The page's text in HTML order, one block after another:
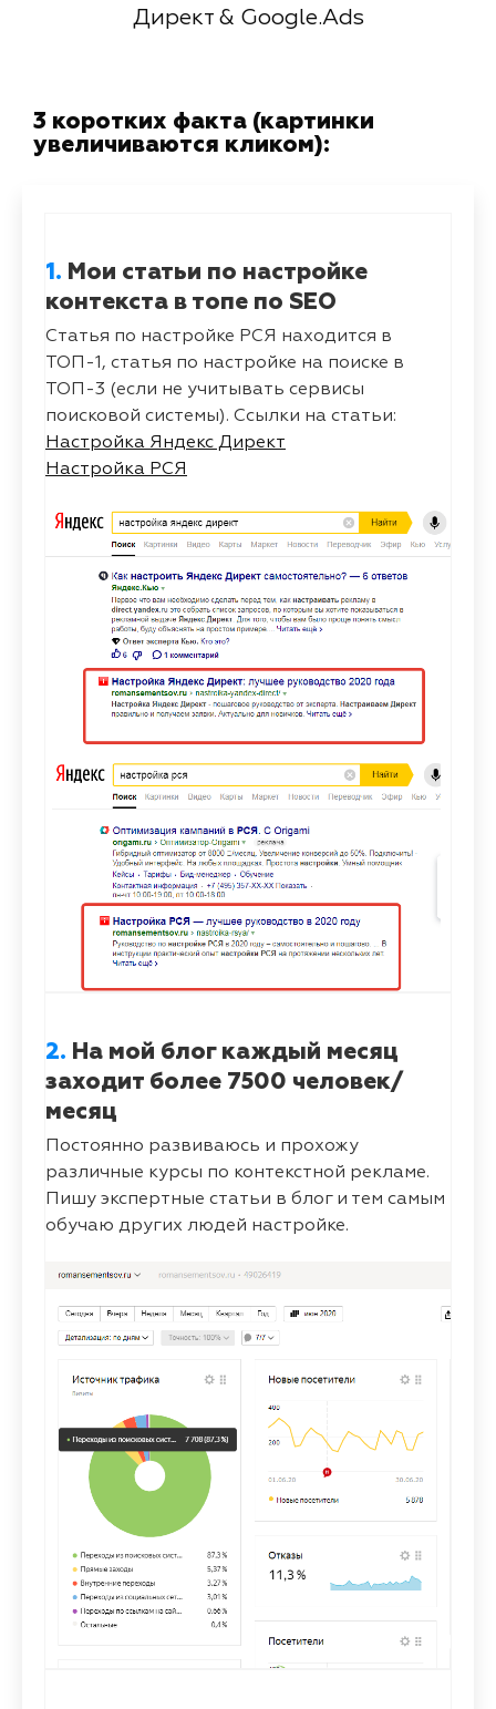
Директ & Google.Ads
3 коротких факта (картинки
увеличиваются кликом):
1. Мои статьи по настройке
контекста в топе по SEO
Статья по настройке РСЯ находится в
ТОП-1, статья по настройке на поиске в
ТОП-3 (если не учитывать сервисы
поисковой системы). Ссылки на статьи:
Настройка Яндекс Директ
Настройка РСЯ
2. На мой блог каждый месяц
заходит более 7500 человек/
месяц
Постоянно развиваюсь и прохожу
различные курсы по контекстной рекламе.
Пишу экспертные статьи в блог и тем самым
обучаю других людей настройке.